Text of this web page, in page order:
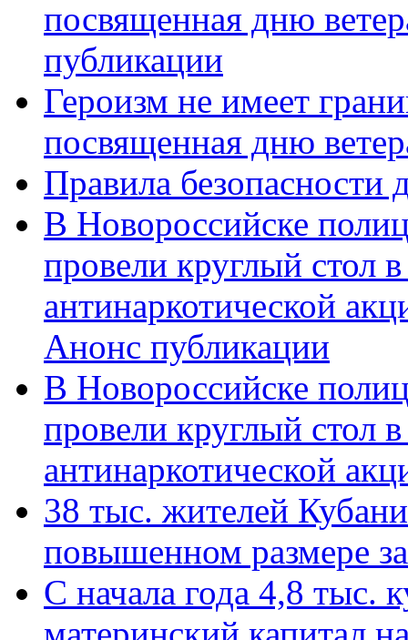
посвященная дню
публикации
Героизм не имеет
посвященная дню
Правила безопасности
В Новороссийске
провели круглый стол
антинаркотической
Анонс публикации
В Новороссийске
провели круглый стол
антинаркотической
38 тыс. жителей
повышенном размере
С начала года 4,8 тыс.